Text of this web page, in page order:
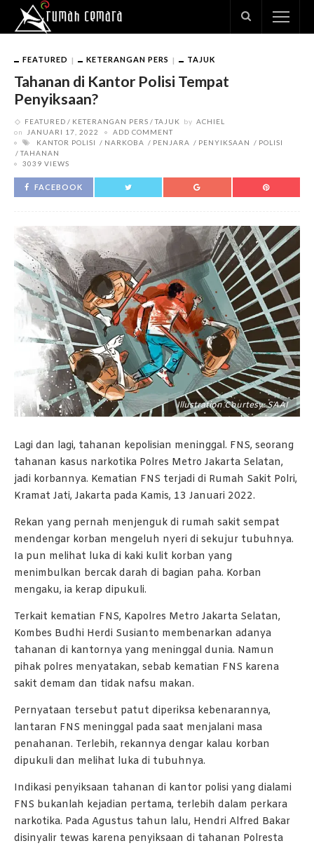
FEATURED KETERANGAN PERS TAJUK
Tahanan di Kantor Polisi Tempat
Penyiksaan?
FEATURED KETERANGAN PERS TAJUK by ACHIEL
on
JANUARI 17, 2022
ADD COMMENT
KANTOR POLISI
NARKOBA PENJARA PENYIKSAAN
POLISI
TAHANAN
3039 VIEWS
FACEBOOK
Illustration Courtesy: SAAI
Lagi dan lagi, tahanan kepolisian meninggal. FNS, seorang
tahanan kasus narkotika Polres Metro Jakarta Selatan,
jadi korbannya. Kematian FNS terjadi di Rumah Sakit Polri,
Kramat Jati, Jakarta pada Kamis, 13 Januari 2022.
Rekan yang pernah menjenguk di rumah sakit sempat
mendengar korban mengeluh nyeri di sekujur tubuhnya.
Ia pun melihat luka di kaki kulit korban yang
menimbulkan bercak darah di bagian paha. Korban
mengaku, ia kerap dipukuli.
Terkait kematian FNS, Kapolres Metro Jakarta Selatan,
Kombes Budhi Herdi Susianto membenarkan adanya
tahanan di kantornya yang meninggal dunia. Namun
pihak polres menyatakan, sebab kematian FNS karena
sakit demam dan tidak nafsu makan.
Pernyataan tersebut patut diperiksa kebenarannya,
lantaran FNS meninggal pada saat menjalani masa
penahanan. Terlebih, rekannya dengar kalau korban
dipukuli dan melihat luka di tubuhnya.
Indikasi penyiksaan tahanan di kantor polisi yang dialami
FNS bukanlah kejadian pertama, terlebih dalam perkara
narkotika. Pada Agustus tahun lalu, Hendri Alfred Bakar
disinyalir tewas karena penyiksaan di tahanan Polresta